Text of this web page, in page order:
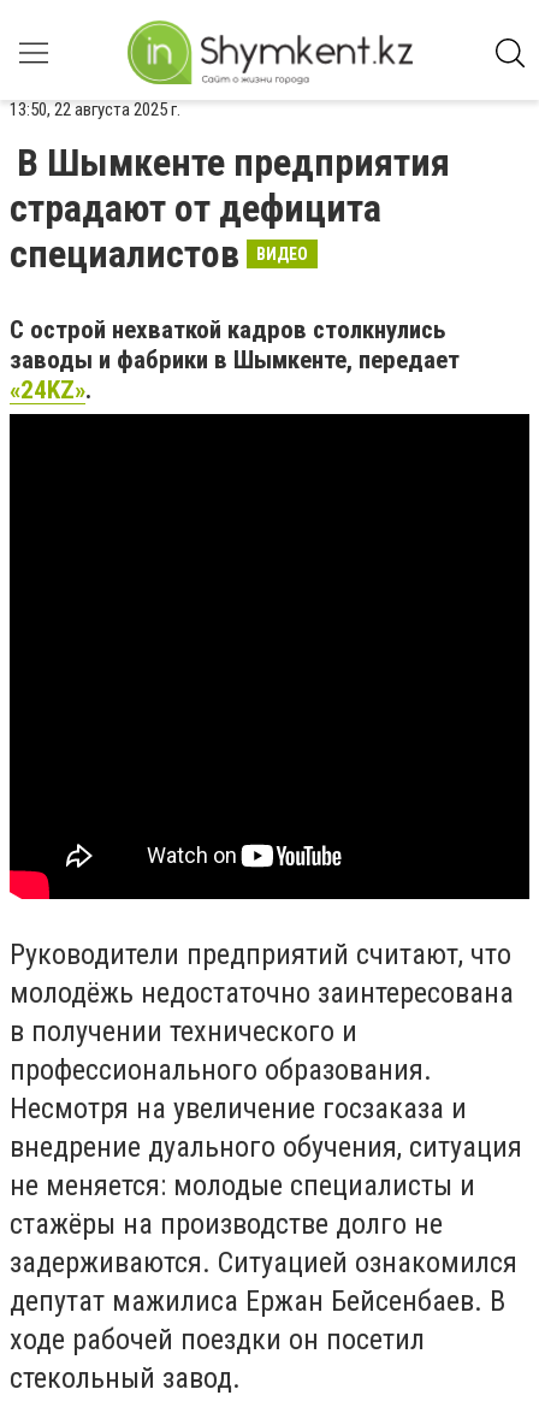
13:50, 22 августа 2025 г.
В Шымкенте предприятия
страдают от дефицита
специалистов
ВИДЕО
С острой нехваткой кадров столкнулись
заводы и фабрики в Шымкенте, передает
«24KZ».
Руководители предприятий считают, что
молодёжь недостаточно заинтересована
в получении технического и
профессионального образования.
Несмотря на увеличение госзаказа и
внедрение дуального обучения, ситуация
не меняется: молодые специалисты и
стажёры на производстве долго не
задерживаются. Ситуацией ознакомился
депутат мажилиса Ержан Бейсенбаев. В
ходе рабочей поездки он посетил
стекольный завод.